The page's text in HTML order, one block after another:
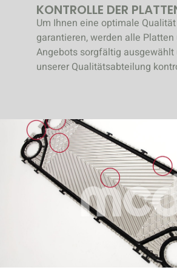
KONTROLLE DER
Um Ihnen eine optimale
garantieren, werden alle
Angebots sorgfältig ausgewählt
unserer Qualitätsabteilung